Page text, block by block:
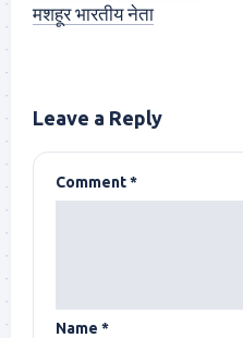
मशहूर भारतीय नेता
Leave a Reply
Comment*
Name *